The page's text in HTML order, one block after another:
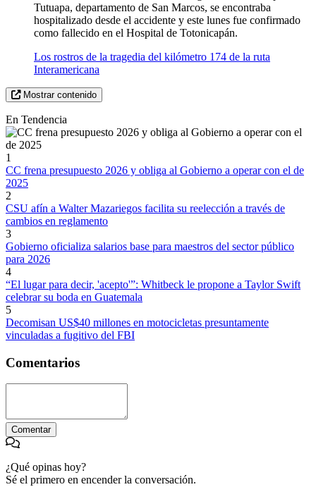
Tutuapa, departamento de San Marcos, se encontraba
hospitalizado desde el accidente y este lunes fue confirmado
como fallecido en el Hospital de Totonicapán.
Los rostros de la tragedia del kilómetro 174 de la ruta
Interamericana
Mostrar contenido
En Tendencia
1
CC frena presupuesto 2026 y obliga al Gobierno a operar con el de
2025
2
CSU afín a Walter Mazariegos facilita su reelección a través de
cambios en reglamento
3
Gobierno oficializa salarios base para maestros del sector público
para 2026
4
“El lugar para decir, 'acepto'”: Whitbeck le propone a Taylor Swift
celebrar su boda en Guatemala
5
Decomisan US$40 millones en motocicletas presuntamente
vinculadas a fugitivo del FBI
Comentarios
Comentar
¿Qué opinas hoy?
Sé el primero en encender la conversación.